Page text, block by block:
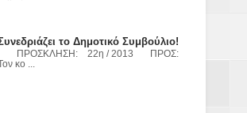
το Δημοτικό Συμβούλιο!
ΠΡΟΣΚΛΗΣΗ: 22η / 2013 ΠΡΟΣ:
κο ...